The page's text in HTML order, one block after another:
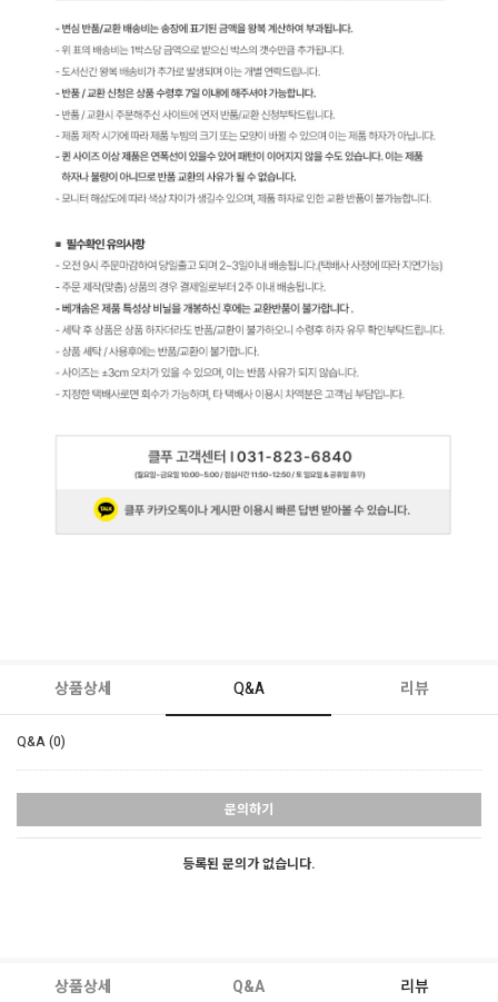
상품상세 Q&A 리뷰
Q&A (0)
문의하기
등록된 문의가 없습니다.
상품상세 Q&A 리뷰